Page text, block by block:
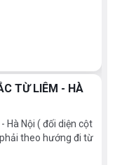
được thiết kế với
tối đa lên đến 14
đương với 3-4
người.
trình rửa
TỪ LIÊM - HÀ
Hà Nội ( đối diện cột
theo hướng đi từ